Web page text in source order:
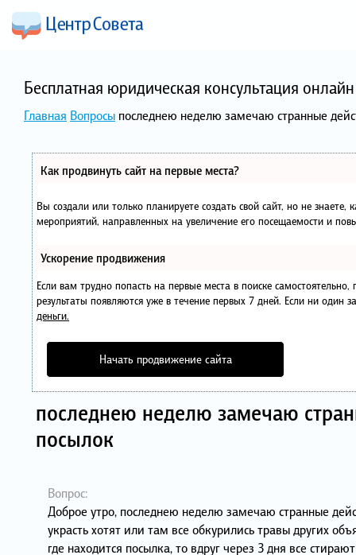
Бесплатная юридическая консультация
Главная Вопросы последнею неделю замечаю странные
Как продвинуть сайт на первые места?
Вы создали или только планируете создать свой сайт, но не
мероприятий, направленных на увеличение его посещаемости и
Ускорение продвижения
Если вам трудно попасть на первые места в поиске
результаты появляются уже в течение первых 7 дней. Если ни один
деньги.
Начать продвижение сайта
последнею неделю замечаю
посылок
Вопрос:
Доброе утро, последнею неделю замечаю странные
украсть хотят или там все обкурились травы других
где находится посылка, то вдруг через 3 дня все